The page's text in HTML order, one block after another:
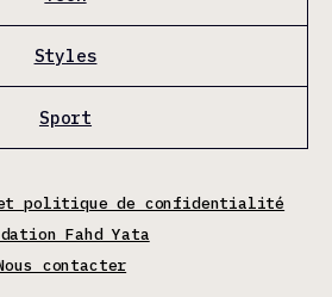
Styles
Sport
et politique de confidentialité
Fahd Yata
contacter